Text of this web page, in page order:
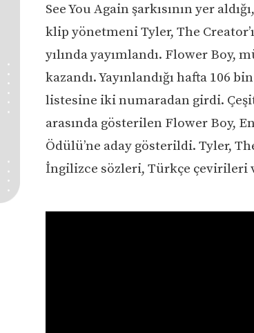
See You Again şarkısının yer
klip yönetmeni Tyler, The
yılında yayımlandı. Flower
kazandı. Yayınlandığı hafta 106
listesine iki numaradan girdi.
arasında gösterilen Flower Boy,
Ödülü’ne aday gösterildi. Tyler,
İngilizce sözleri, Türkçe çevirileri